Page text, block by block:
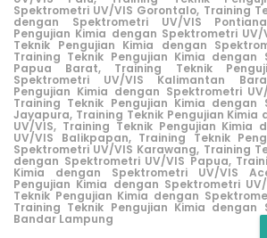
Spektrometri UV/VIS Gorontalo, Training
dengan Spektrometri UV/VIS
Pengujian Kimia dengan Spektrometri UV/
Teknik Pengujian Kimia dengan
Training Teknik Pengujian Kimia dengan
Papua Barat, Training Teknik
Spektrometri UV/VIS Kalimantan
Pengujian Kimia dengan Spektrometri
Training Teknik Pengujian Kimia dengan
Jayapura, Training Teknik Pengujian
UV/VIS, Training Teknik Pengujian Kimia
UV/VIS Balikpapan, Training Teknik
Spektrometri UV/VIS Karawang, Training
dengan Spektrometri UV/VIS Papua,
Kimia dengan Spektrometri UV/VIS
Pengujian Kimia dengan Spektrometri
Teknik Pengujian Kimia dengan
Training Teknik Pengujian Kimia dengan
Bandar Lampung